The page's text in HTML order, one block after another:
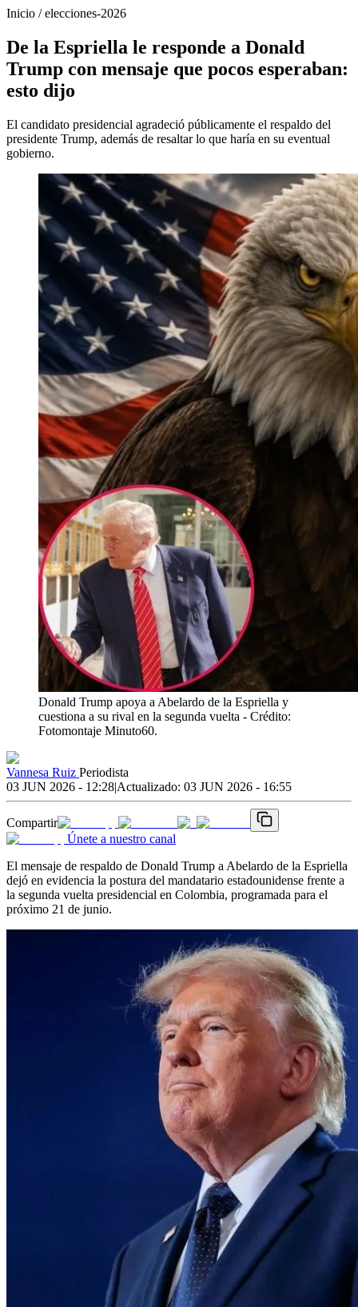
Inicio /elecciones-2026
De la Espriella le responde a Donald
Trump con mensaje que pocos esperaban:
esto dijo
El candidato presidencial agradeció públicamente el respaldo del
presidente Trump, además de resaltar lo que haría en su eventual
gobierno.
Donald Trump apoya a Abelardo de la Espriella y
cuestiona a su rival en la segunda vuelta - Crédito:
Fotomontaje Minuto60.
Vannesa Ruiz Periodista
03 JUN 2026 - 12:28|Actualizado: 03 JUN 2026 - 16:55
Compartir
Únete a nuestro canal
El mensaje de respaldo de Donald Trump a Abelardo de la Espriella
dejó en evidencia la postura del mandatario estadounidense frente a
la segunda vuelta presidencial en Colombia, programada para el
próximo 21 de junio.